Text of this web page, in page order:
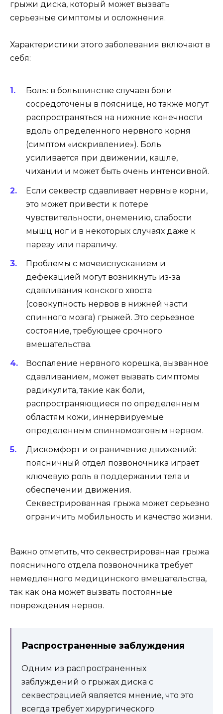
грыжи диска, который может вызвать
серьезные симптомы и осложнения.
Характеристики этого заболевания включают в
себя:
Боль: в большинстве случаев боли
сосредоточены в пояснице, но также могут
распространяться на нижние конечности
вдоль определенного нервного корня
(симптом «искривление»). Боль
усиливается при движении, кашле,
чихании и может быть очень интенсивной.
Если секвестр сдавливает нервные корни,
это может привести к потере
чувствительности, онемению, слабости
мышц ног и в некоторых случаях даже к
парезу или параличу.
Проблемы с мочеиспусканием и
дефекацией могут возникнуть из-за
сдавливания конского хвоста
(совокупность нервов в нижней части
спинного мозга) грыжей. Это серьезное
состояние, требующее срочного
вмешательства.
Воспаление нервного корешка, вызванное
сдавливанием, может вызвать симптомы
радикулита, такие как боли,
распространяющиеся по определенным
областям кожи, иннервируемые
определенным спинномозговым нервом.
Дискомфорт и ограничение движений:
поясничный отдел позвоночника играет
ключевую роль в поддержании тела и
обеспечении движения.
Секвестрированная грыжа может серьезно
ограничить мобильность и качество жизни.
Важно отметить, что секвестрированная грыжа
поясничного отдела позвоночника требует
немедленного медицинского вмешательства,
так как она может вызвать постоянные
повреждения нервов.
Распространенные заблуждения
Одним из распространенных
заблуждений о грыжах диска с
секвестрацией является мнение, что это
всегда требует хирургического